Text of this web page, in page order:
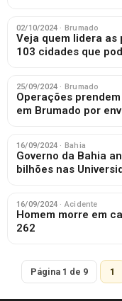
02/10/2024 · Brumado
Veja quem lidera as
103 cidades que
25/09/2024 · Brumado
Operações
em Brumado por
16/09/2024 · Bahia
Governo da Bahia
bilhões nas
16/09/2024 · Acidente
Homem morre em
262
Página 1 de 9 1